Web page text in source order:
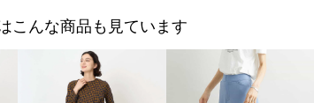
こんな商品も見ています